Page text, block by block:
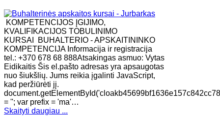
KOMPETENCIJOS ĮGIJIMO,
KVALIFIKACIJOS TOBULINIMO
KURSAI BUHALTERIO - APSKAITININKO
KOMPETENCIJA Informacija ir registracija
tel.: +370 678 68 888Atsakingas asmuo: Vytas
Eidikaitis Šis el.pašto adresas yra apsaugotas
nuo šiukšlių. Jums reikia įgalinti JavaScript,
kad peržiūrėti jį.
= ''; var prefix = 'ma'…
Skaityti daugiau ...